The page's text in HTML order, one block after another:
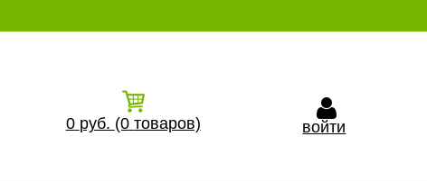
0 руб. (0 товаров) войти